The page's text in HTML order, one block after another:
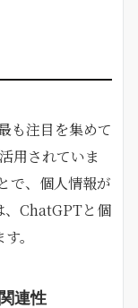
も注目を集めて
用されていま
で、個人情報が
、ChatGPTと個
。
連性